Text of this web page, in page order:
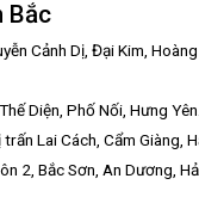
Bắc
Cảnh Dị, Đại Kim,
Diện, Phố Nối, Hưng Yên.
Lai Cách, Cẩm Giàng,
2, Bắc Sơn, An Dương,